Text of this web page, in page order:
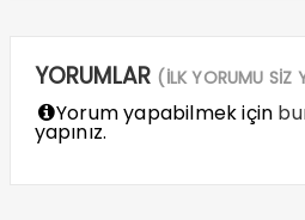
YORUMLAR (İLK YORUMU SİZ
Yorum yapabilmek için
yapınız.